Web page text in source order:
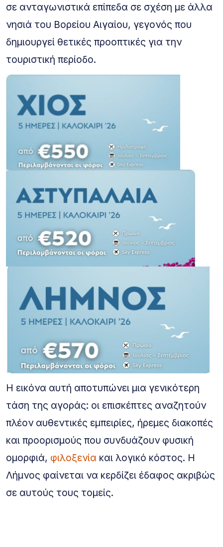
σε ανταγωνιστικά επίπεδα σε σχέση με άλλα
νησιά του Βορείου Αιγαίου, γεγονός που
δημιουργεί θετικές προοπτικές για την
τουριστική περίοδο.
Η εικόνα αυτή αποτυπώνει μια γενικότερη
τάση της αγοράς: οι επισκέπτες αναζητούν
πλέον αυθεντικές εμπειρίες, ήρεμες διακοπές
και προορισμούς που συνδυάζουν φυσική
ομορφιά, φιλοξενία και λογικό κόστος. Η
Λήμνος φαίνεται να κερδίζει έδαφος ακριβώς
σε αυτούς τους τομείς.